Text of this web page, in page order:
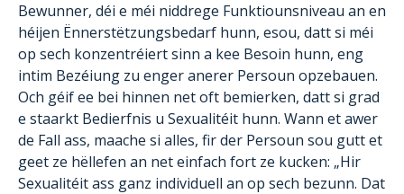
Bewunner, déi e méi niddrege Funktiounsniveau an en
héijen Ënnerstëtzungsbedarf hunn, esou, datt si méi
op sech konzentréiert sinn a kee Besoin hunn, eng
intim Bezéiung zu enger anerer Persoun opzebauen.
Och géif ee bei hinnen net oft bemierken, datt si grad
e staarkt Bedierfnis u Sexualitéit hunn. Wann et awer
de Fall ass, maache si alles, fir der Persoun sou gutt et
geet ze hëllefen an net einfach fort ze kucken: „Hir
Sexualitéit ass ganz individuell an op sech bezunn. Dat